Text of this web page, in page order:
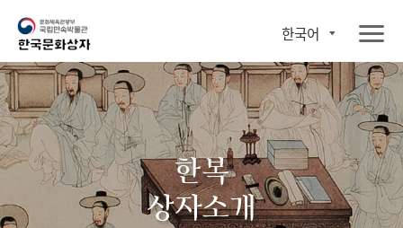
한국어
한복
상자소개